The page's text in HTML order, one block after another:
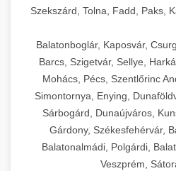
Szekszárd, Tolna, Fadd, Paks,
Balatonboglár, Kaposvár,
Barcs, Szigetvár, Sellye,
Mohács, Pécs, Szentlőrinc
Simontornya, Enying,
Sárbogárd, Dunaújváros,
Gárdony, Székesfehérvár,
Balatonalmádi, Polgárdi,
Veszprém,